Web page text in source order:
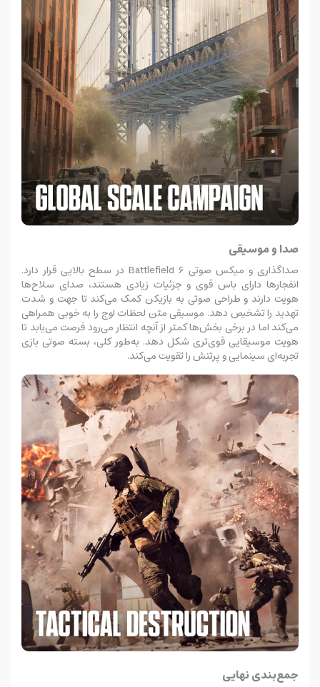
صدا و موسیقی
صداگذاری و میکس صوتی Battlefield 6 در سطح بالایی قرار دارد.
انفجارها دارای باس قوی و جزئیات زیادی هستند، صدای سلاح‌ها
هویت دارند و طراحی صوتی به بازیکن کمک می‌کند تا جهت و شدت
تهدید را تشخیص دهد. موسیقی متن لحظات اوج را به خوبی همراهی
می‌کند اما در برخی بخش‌ها کمتر از آنچه انتظار می‌رود فرصت می‌یابد تا
هویت موسیقایی قوی‌‌تری شکل دهد. به‌طور کلی، بسته صوتی بازی
تجربه‌ای سینمایی و پرتنش را تقویت می‌کند.
جمع‌بندی نهایی